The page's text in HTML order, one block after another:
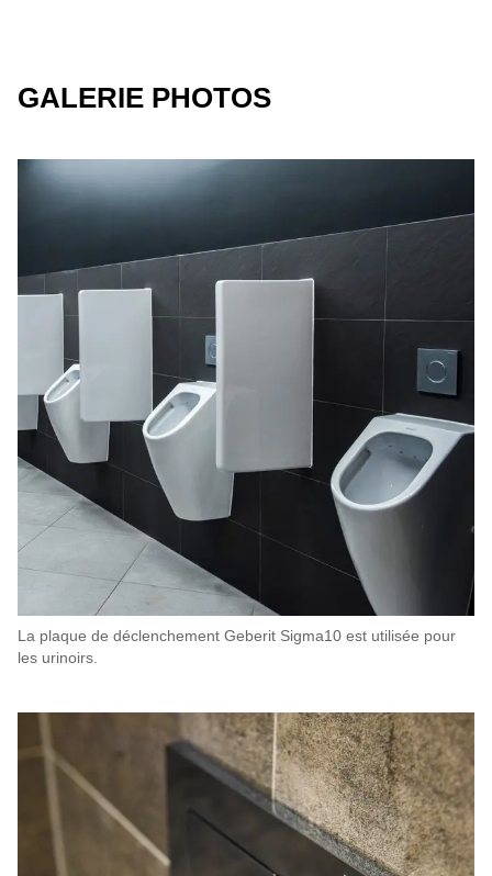
GALERIE PHOTOS
La plaque de déclenchement Geberit Sigma10 est utilisée pour
les urinoirs.